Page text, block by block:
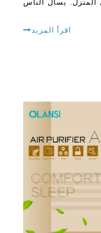
المنزل. يسأل الناس
ماذا او مااقرأ المزيد